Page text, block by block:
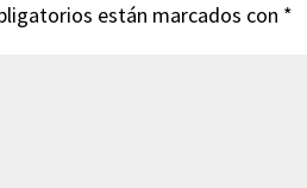
están marcados con *